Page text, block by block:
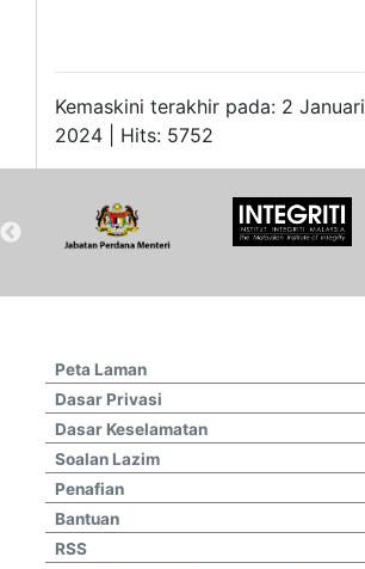
Kemaskini terakhir pada: 2 Januari
2024 | Hits: 5752
Peta Laman
Dasar Privasi
Dasar Keselamatan
Soalan Lazim
Penafian
Bantuan
RSS